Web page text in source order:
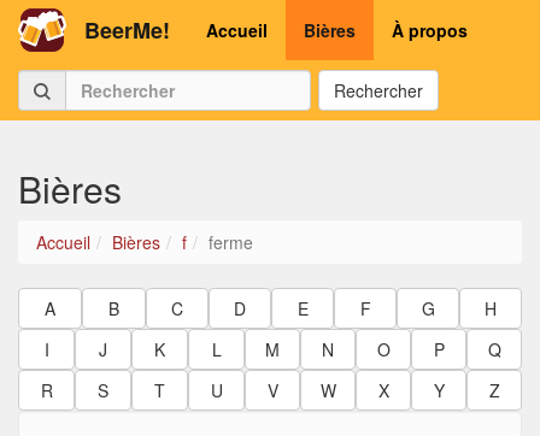
BeerMe! Accueil Bières À propos
Rechercher
Bières
Accueil Bières f ferme
A B C D E F G
H
I
J K L M N O P
Q
R
S T U V W X Y Z